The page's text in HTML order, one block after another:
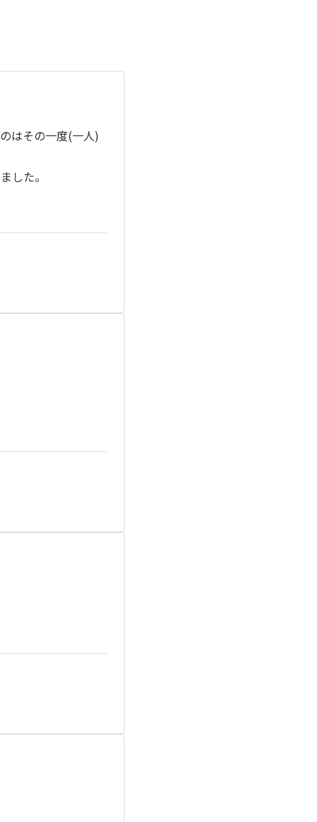
はその一度(一人)
した。